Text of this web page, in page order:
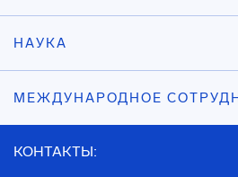
НАУКА
МЕЖДУНАРОДНОЕ
КОНТАКТЫ: